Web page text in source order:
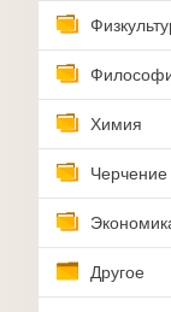
Химия
Черчение
Другое